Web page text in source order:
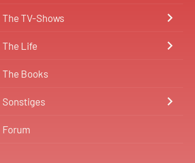
The TV-Shows
The Life
The Books
Sonstiges
Forum